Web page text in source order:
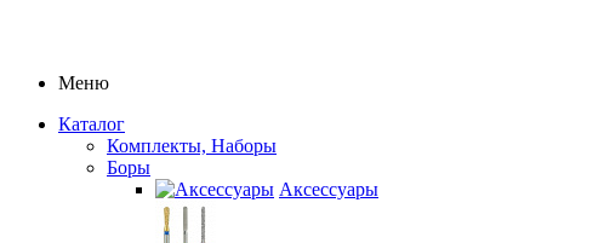
Меню
Каталог
Комплекты, Наборы
Боры
Аксессуары